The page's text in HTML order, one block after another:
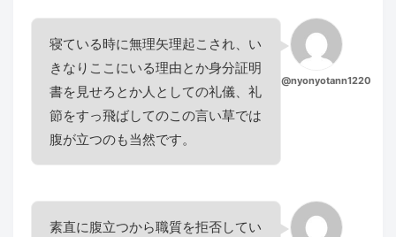
@nyonyotann1220
寝ている時に無理矢理起こされ、い
きなりここにいる理由とか身分証明
書を見せろとか人としての礼儀、礼
節をすっ飛ばしてのこの言い草では
腹が立つのも当然です。
素直に腹立つから職質を拒否してい